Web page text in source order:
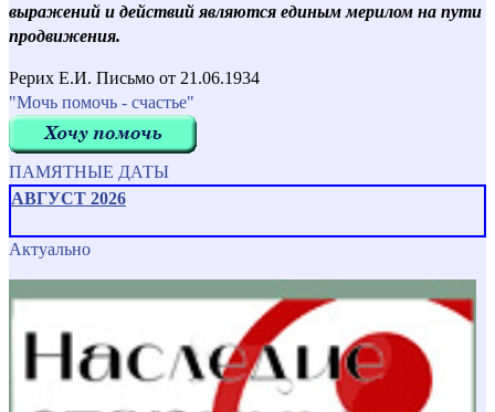
выражений и действий являются единым мерилом на пути
продвижения.
Рерих Е.И. Письмо от 21.06.1934
"Мочь помочь - счастье"
ПАМЯТНЫЕ ДАТЫ
АВГУСТ 2026
Актуально